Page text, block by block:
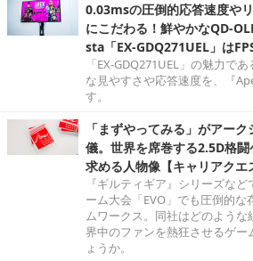
0.03msの圧倒的応答速度や
にこだわる！鮮やかなQD-
sta「EX-GDQ271UEL」は
「EX-GDQ271UEL」の魅力で
な見やすさや応答速度を、『
す。
「まずやってみる」がアー
儀。世界を席巻する2.5D格闘
求める人物像【キャリアクエ
『ギルティギア』シリーズな
ーム大会「EVO」でも圧倒的
ムワークス。同社はどのよう
界中のファンを熱狂させるゲー
ょうか。